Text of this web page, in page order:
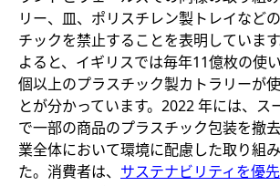
リー、皿、ポリスチレン製トレイなど
チックを禁止することを表明していま
よると、イギリスでは毎年11億枚の使
個以上のプラスチック製カトラリーが
とが分かっています。2022 年には、ス
で一部の商品のプラスチック包装を撤
業全体において環境に配慮した取り組
た。消費者は、 サステナビリティを優先